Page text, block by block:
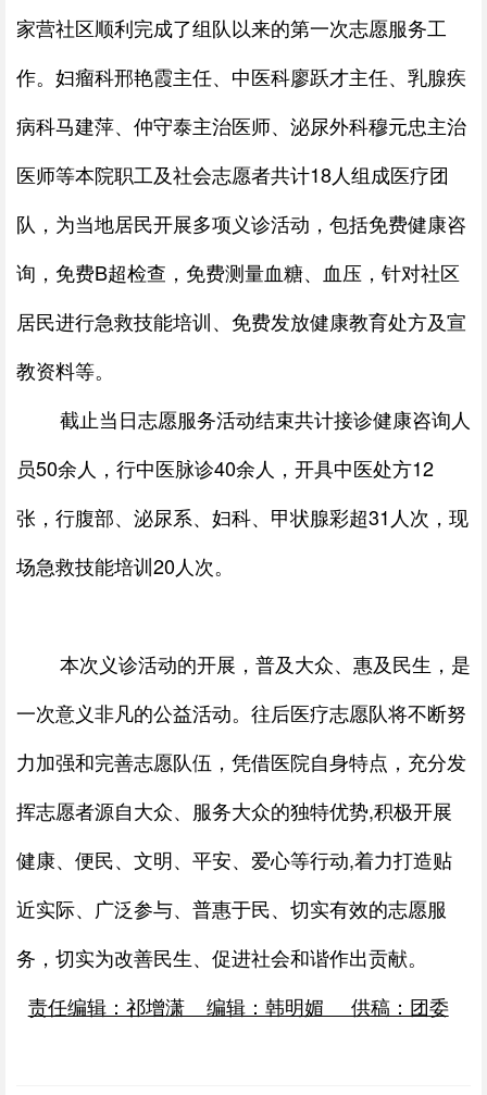
家营社区顺利完成了组队以来的第一次志愿服务工
作。妇瘤科邢艳霞主任、中医科廖跃才主任、乳腺疾
病科马建萍、仲守泰主治医师、泌尿外科穆元忠主治
医师等本院职工及社会志愿者共计18人组成医疗团
队，为当地居民开展多项义诊活动，包括免费健康咨
询，免费B超检查，免费测量血糖、血压，针对社区
居民进行急救技能培训、免费发放健康教育处方及宣
教资料等。
截止当日志愿服务活动结束共计接诊健康咨询人
员50余人，行中医脉诊40余人，开具中医处方12
张，行腹部、泌尿系、妇科、甲状腺彩超31 人次，现
场急救技能培训20人次。
本次义诊活动的开展，普及大众、惠及民生，是
一次意义非凡的公益活动。往后医疗志愿队将不断努
力加强和完善志愿队伍，凭借医院自身特点，充分发
挥志愿者源自大众、服务大众的独特优势,积极开展
健康、便民、文明、平安、爱心等行动,着力打造贴
近实际、广泛参与、普惠于民、切实有效的志愿服
务，切实为改善民生、促进社会和谐作出贡献。
责任编辑：祁增潇 编辑：韩明媚 供稿：团委